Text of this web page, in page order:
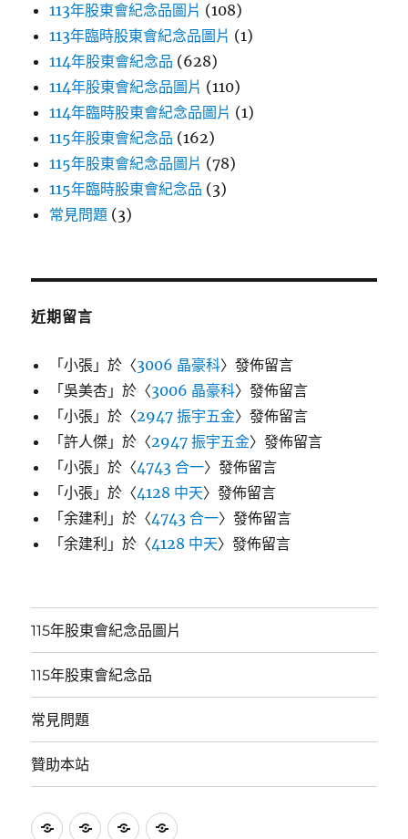
113年股東會紀念品圖片 (108)
113年臨時股東會紀念品圖片 (1)
114年股東會紀念品 (628)
114年股東會紀念品圖片 (110)
114年臨時股東會紀念品圖片 (1)
115年股東會紀念品 (162)
115年股東會紀念品圖片 (78)
115年臨時股東會紀念品 (3)
常見問題 (3)
近期留言
「小張 」於〈3006 晶豪科〉發佈留言
「吳美杏 」於〈3006 晶豪科〉發佈留言
「小張 」於〈2947 振宇五金〉發佈留言
「許人傑 」於〈2947 振宇五金〉發佈留言
「小張 」於〈4743 合一〉發佈留言
「小張 」於〈4128 中天〉發佈留言
「余建利 」於〈4743 合一〉發佈留言
「余建利 」於〈4128 中天〉發佈留言
115年股東會紀念品圖片
115年股東會紀念品
常見問題
贊助本站
115 115 常 贊